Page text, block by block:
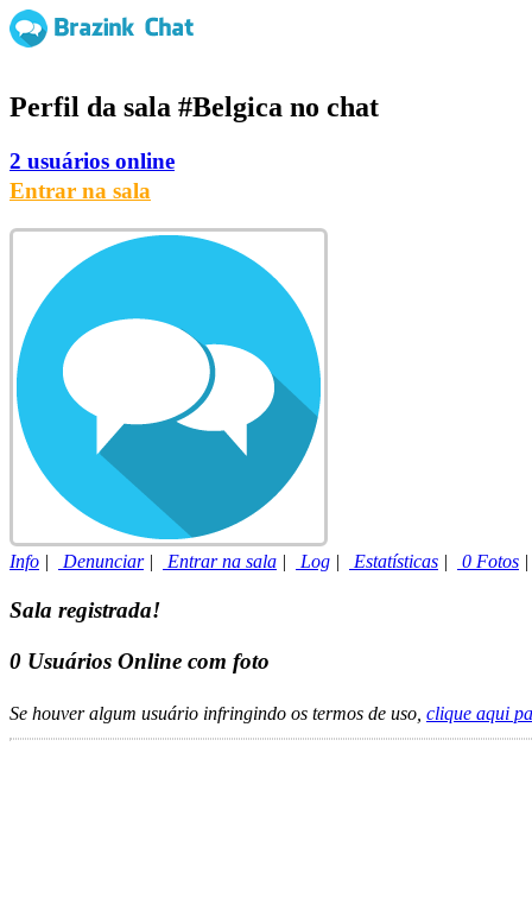
Perfil da sala #Belgica no chat
2 usuários online
Entrar na sala
Info | Denunciar| Entrar na sala | Log | Estatísticas | 0 Fotos
Sala registrada!
0 Usuários Online com foto
Se houver algum usuário infringindo os termos de uso, clique aqui